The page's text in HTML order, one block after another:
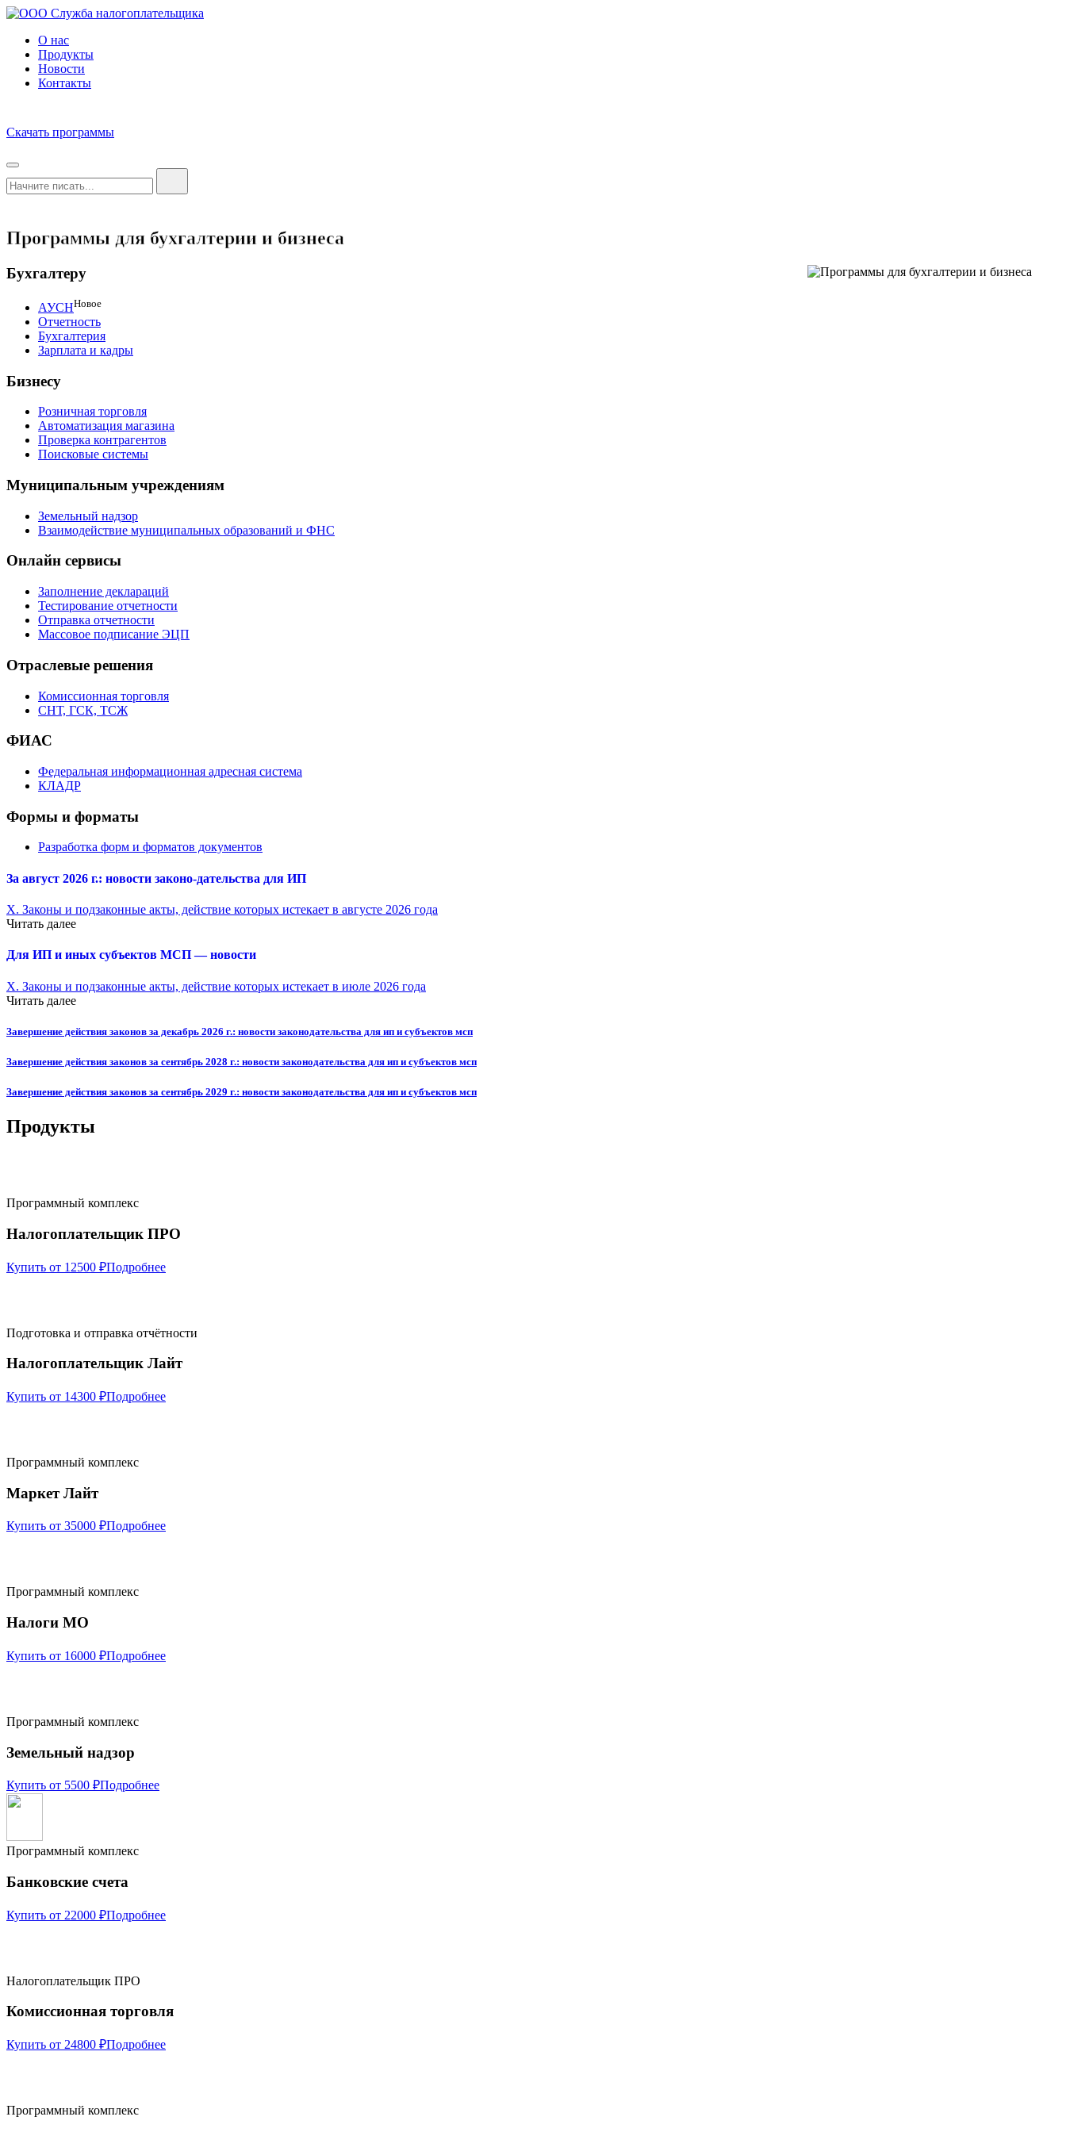
О нас
Продукты
Новости
Контакты
Скачать программы
Программы для бухгалтерии и бизнеса
Бухгалтеру
АУСННовое
Отчетность
Бухгалтерия
Зарплата и кадры
Бизнесу
Розничная торговля
Автоматизация магазина
Проверка контрагентов
Поисковые системы
Муниципальным учреждениям
Земельный надзор
Взаимодействие муниципальных образований и ФНС
Онлайн сервисы
Заполнение деклараций
Тестирование отчетности
Отправка отчетности
Массовое подписание ЭЦП
Отраслевые решения
Комиссионная торговля
СНТ, ГСК, ТСЖ
ФИАС
Федеральная информационная адресная система
КЛАДР
Формы и форматы
Разработка форм и форматов документов
За август 2026 г.: новости законо-дательства для ИП
X. Законы и подзаконные акты, действие которых истекает в августе 2026 года
Читать далее
Для ИП и иных субъектов МСП — новости
X. Законы и подзаконные акты, действие которых истекает в июле 2026 года
Читать далее
Завершение действия законов за декабрь 2026 г.: новости законодательства для ип и субъектов мсп
Завершение действия законов за сентябрь 2028 г.: новости законодательства для ип и субъектов мсп
Завершение действия законов за сентябрь 2029 г.: новости законодательства для ип и субъектов мсп
Продукты
Программный комплекс
Налогоплательщик ПРО
Купить от 12500 ₽Подробнее
Подготовка и отправка отчётности
Налогоплательщик Лайт
Купить от 14300 ₽Подробнее
Программный комплекс
Маркет Лайт
Купить от 35000 ₽Подробнее
Программный комплекс
Налоги МО
Купить от 16000 ₽Подробнее
Программный комплекс
Земельный надзор
Купить от 5500 ₽Подробнее
Программный комплекс
Банковские счета
Купить от 22000 ₽Подробнее
Налогоплательщик ПРО
Комиссионная торговля
Купить от 24800 ₽Подробнее
Программный комплекс